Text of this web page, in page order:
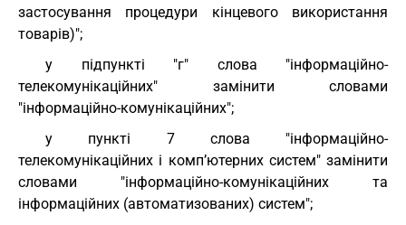
застосування процедури кінцевого використання
товарів)";
у підпункті "г" слова "інформаційно-
телекомунікаційних" замінити словами
"інформаційно-комунікаційних";
у пункті 7 слова "інформаційно-
телекомунікаційних і комп’ютерних систем" замінити
словами "інформаційно-комунікаційних та
інформаційних (автоматизованих) систем";